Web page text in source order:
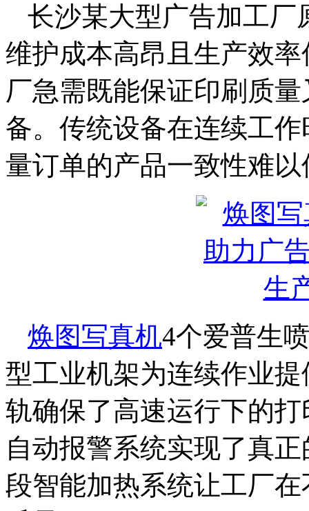
长沙某大型广告加工厂
维护成本高昂且生产效
厂急需既能保证印刷质
备。传统设备在连续工
量订单的产品一致性难以
焕图写真机4个爱普生
型工业机架为连续作业
轨确保了高速运行下的
自动报警系统实现了真
段智能加热系统让工厂